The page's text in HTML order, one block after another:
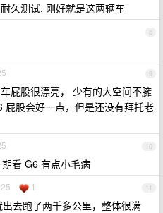
久测试, 刚好就是这两辆车
8
9
屁股很漂亮， 少有的大空间不臃
屁股会好一点，但是还没有拜托老
10
看 G6 有点小毛病
11
1
去跑了两千多公里，整体很满